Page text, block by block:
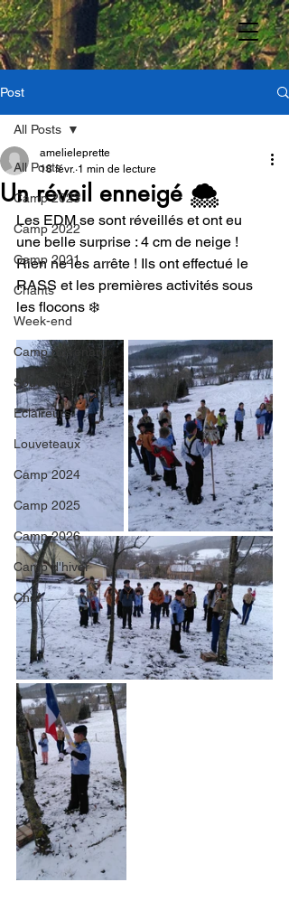
Post
All Posts
Camp 2023
Camp 2022
Camp 2021
Chants
Week-end
Camp du renard
Souvenirs
Eclaireurs
Louveteaux
Camp 2024
Camp 2025
Camp 2026
Camp d'hiver
Chef
All Posts
Un réveil enneigé 🌨️
amelieleprette
18 févr. 1 min de lecture
Les EDM se sont réveillés et ont eu
une belle surprise : 4 cm de neige !
Rien ne les arrête ! Ils ont effectué le
RASS et les premières activités sous
les flocons ❄️